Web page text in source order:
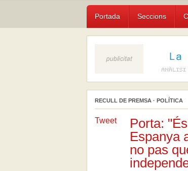
Portada Seccions
RECULL DE PREMSA · POLÍTICA
Tweet
Porta:
Espanya
no pas